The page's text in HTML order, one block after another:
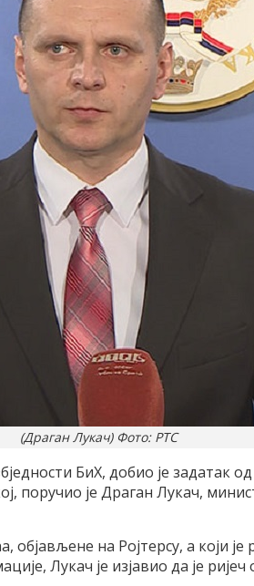
(Драган Лукач) Фото: РТС
БиХ, добио је задатак
поручио је Драган Лукач,
објављене на Ројтерсу, а који
Лукач је изјавио да је ријеч